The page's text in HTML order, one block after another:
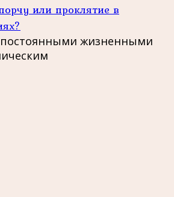
или проклятие в
постоянными жизненными